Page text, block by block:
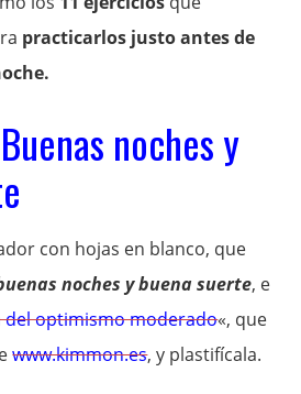
practicarlos justo antes de
noches y
con hojas en blanco, que
noches y buena suerte, e
del optimismo moderado«, que
www.kimmon.es, y plastifícala.